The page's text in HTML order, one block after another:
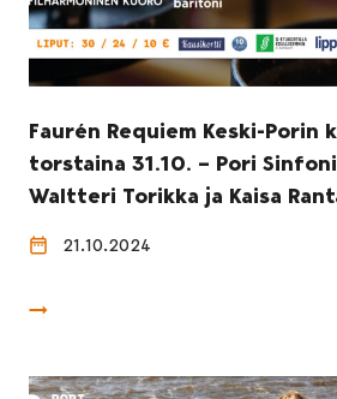
Faurén Requiem Keski-Porin
torstaina 31.10. – Pori
Waltteri Torikka ja Kaisa
21.10.2024